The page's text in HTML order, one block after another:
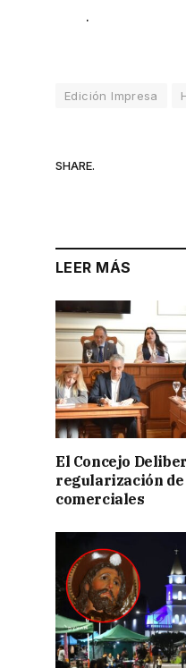
.
Edición Impresa
SHARE.
LEER MÁS
El Concejo
regularización de
comerciales